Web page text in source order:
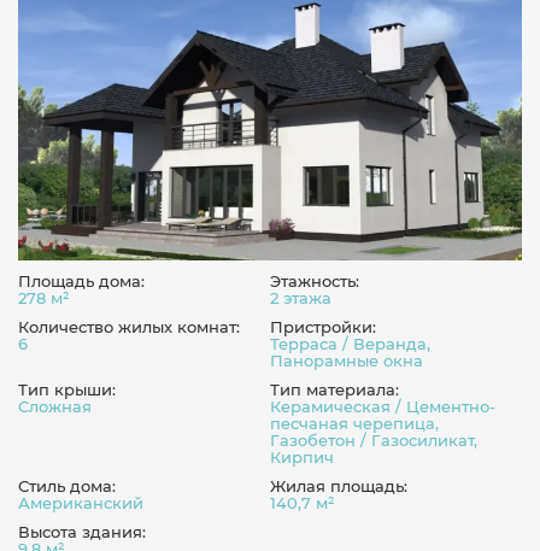
Площадь дома:
278 м²
Этажность:
2 этажа
Количество жилых комнат:
6
Пристройки:
Терраса / Веранда,
Панорамные окна
Тип крыши:
Сложная
Тип материала:
Керамическая / Цементно-
песчаная черепица,
Газобетон / Газосиликат,
Кирпич
Стиль дома:
Американский
Жилая площадь:
140,7 м²
Высота здания: